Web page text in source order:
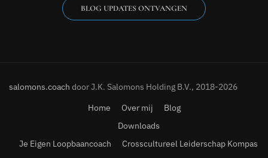
BLOG UPDATES ONTVANGEN
salomons.coach door J.K. Salomons Holding B.V., 2018-2026
Home
Over mij
Blog
Downloads
Je Eigen Loopbaancoach
Crosscultureel Leiderschap Kompas